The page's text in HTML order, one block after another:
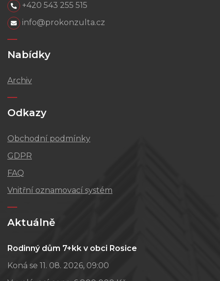
+420 543 255 515
info@prokonzulta.cz
Nabídky
Archiv
Odkazy
Obchodní podmínky
GDPR
FAQ
Vnitřní oznamovací systém
Aktuálně
Rodinný dům 7+kk v obci Rosice
Koná se 11. 08. 2026, 09:00